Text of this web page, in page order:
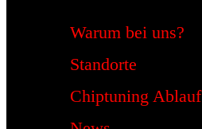
Warum bei uns?
Standorte
Chiptuning Ablauf